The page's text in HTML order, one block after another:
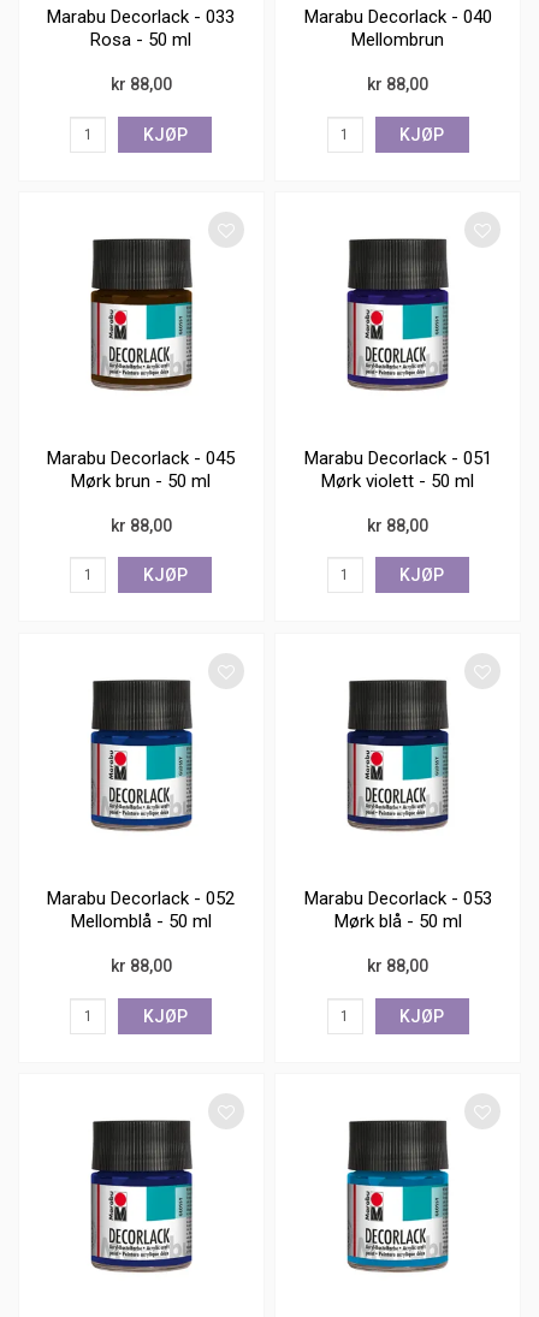
Marabu Decorlack - 033
Rosa - 50 ml
kr 88,00
KJØP
Marabu Decorlack - 040
Mellombrun
kr 88,00
KJØP
Marabu Decorlack - 045
Mørk brun - 50 ml
kr 88,00
KJØP
Marabu Decorlack - 051
Mørk violett - 50 ml
kr 88,00
KJØP
Marabu Decorlack - 052
Mellomblå - 50 ml
kr 88,00
KJØP
Marabu Decorlack - 053
Mørk blå - 50 ml
kr 88,00
KJØP